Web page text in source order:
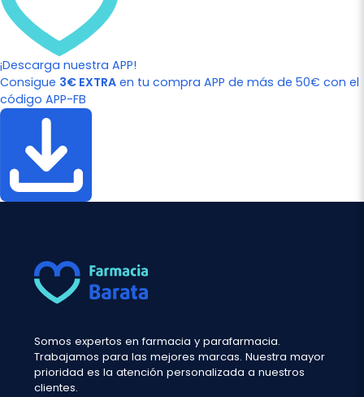
¡Descarga nuestra APP!
Consigue 3€ EXTRA en tu compra APP de más de 50€ con el
código APP-FB
Somos expertos en farmacia y parafarmacia.
Trabajamos para las mejores marcas. Nuestra mayor
prioridad es la atención personalizada a nuestros
clientes.